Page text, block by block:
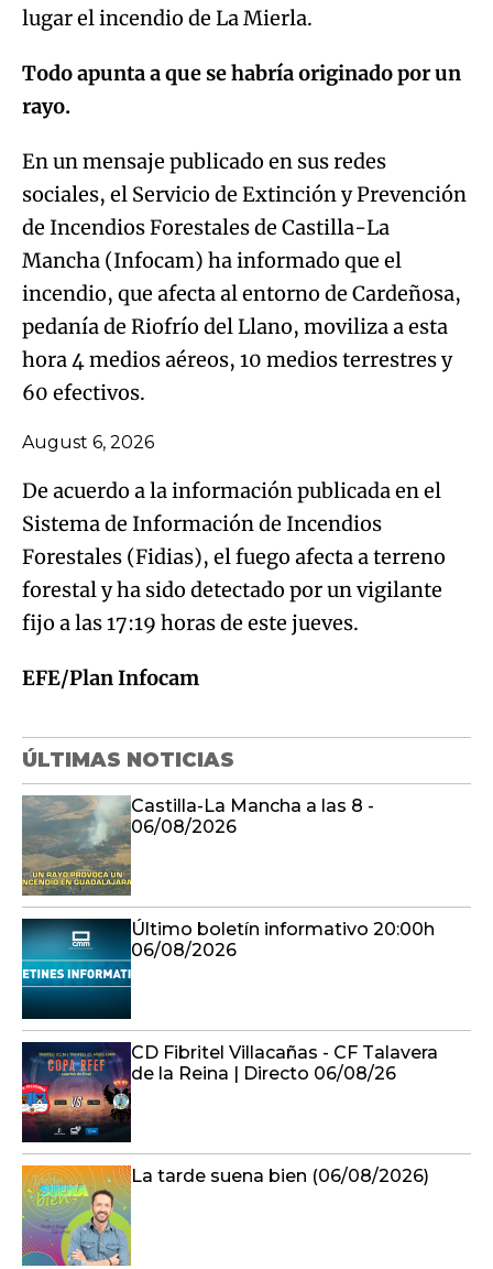
lugar el incendio de La Mierla.
Todo apunta a que se habría originado por un
rayo.
En un mensaje publicado en sus redes
sociales, el Servicio de Extinción y Prevención
de Incendios Forestales de Castilla-La
Mancha (Infocam) ha informado que el
incendio, que afecta al entorno de Cardeñosa,
pedanía de Riofrío del Llano, moviliza a esta
hora 4 medios aéreos, 10 medios terrestres y
60 efectivos.
August 6, 2026
De acuerdo a la información publicada en el
Sistema de Información de Incendios
Forestales (Fidias), el fuego afecta a terreno
forestal y ha sido detectado por un vigilante
fijo a las 17:19 horas de este jueves.
EFE/Plan Infocam
ÚLTIMAS NOTICIAS
Castilla-La Mancha a las 8 -
06/08/2026
Último boletín informativo 20:00h
06/08/2026
CD Fibritel Villacañas - CF Talavera
de la Reina | Directo 06/08/26
La tarde suena bien (06/08/2026)